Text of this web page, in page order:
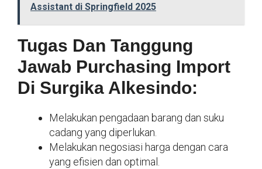
Assistant di Springfield 2025
Tugas Dan Tanggung
Jawab Purchasing Import
Di Surgika Alkesindo:
Melakukan pengadaan barang dan suku
cadang yang diperlukan.
Melakukan negosiasi harga dengan cara
yang efisien dan optimal.